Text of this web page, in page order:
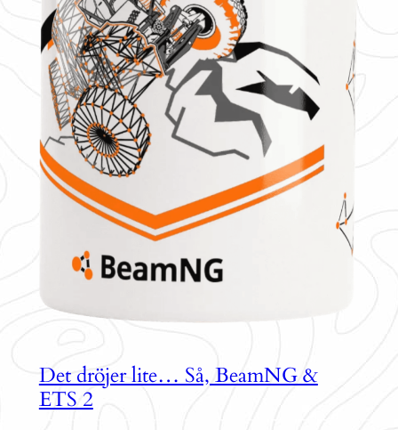
Det dröjer lite… Så, BeamNG &
ETS 2